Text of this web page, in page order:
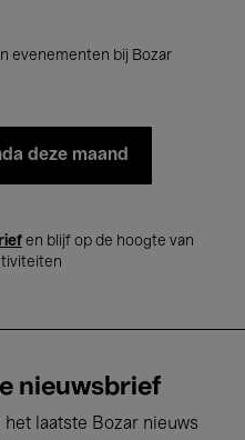
evenementen bij Bozar
deze maand
en blijf op de hoogte van
nieuwsbrief
laatste Bozar nieuws